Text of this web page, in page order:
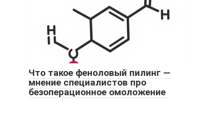
Что такое феноловый пилинг —
мнение специалистов про
безоперационное омоложение